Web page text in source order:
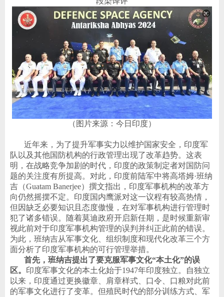
（ 图片来源：今日印度）
近年来，为了提升军事实力以维护国家安全，印度军
队以及其他国防机构的行政管理出现了改革趋势。这表
明，在战略竞争加剧的时代，印度的政策制定者对国防问
题的关注度有所提高。对此，印度前陆军中将高塔姆·班纳
吉（Guatam Banerjee）撰文指出，印度军事机构的改革方
向仍然摇摆不定。印度国内鹰派对这一议程有较高热情，
但因缺乏必要知识且态度傲慢，在对军事机构进行管理时
犯了诸多错误。随着莫迪政府开启新任期，是时候重新审
视此前对于印度军事机构管理的误判并纠正此前的错误。
为此，班纳吉从军事文化、组织制度和现代化改革三个方
面分析了印度军事机构的可行管理举措。
首先，班纳吉提出了要克服军事文化“本土化”的误
区。 印度军事文化的本土化始于1947年印度独立。自独立
以来，印度通过更换徽章、肩章样式、口令、口粮对此前
的军事文化进行了变革。但殖民时代的部分训练方式、军